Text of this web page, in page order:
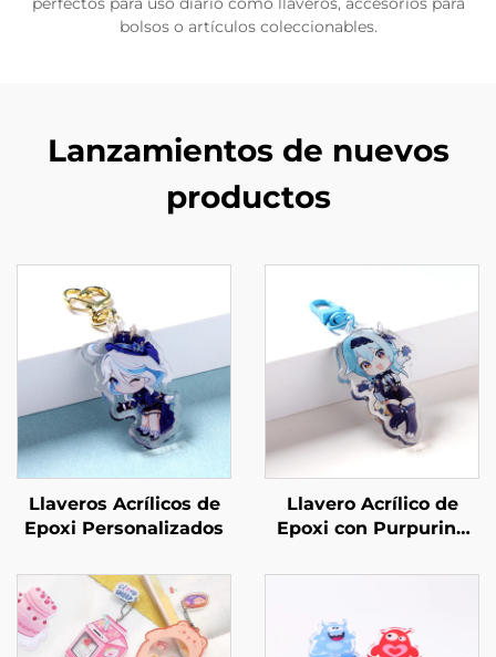
bolsos o artículos coleccionables.
Lanzamientos de nuevos
productos
Llaveros Acrílicos de
Epoxi Personalizados
Llavero Acrílico de
Epoxi con Purpurina